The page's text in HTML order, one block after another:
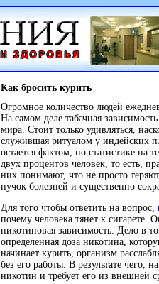
Как бросить курить
Огромное количество людей
На самом деле табачная
мира. Стоит только удивляться,
служившая ритуалом у индейских
остается фактом, по статистике на
двух процентов человек, то есть,
них понимают, что не просто
пучок болезней и существенно
Для того чтобы ответить на вопрос,
почему человека тянет к сигарете.
никотиновая зависимость. Дело в
определенная доза никотина,
начинает курить, организм
без его работы. В результате чего,
никотин и требует его из внешней